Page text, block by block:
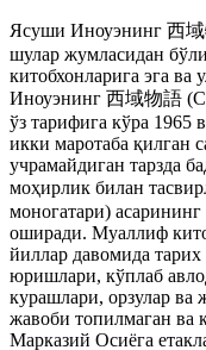
Ясуши Иноуэнинг 西域
шулар жумласидан
китобхонларига эга
Иноуэнинг 西域物語
ўз тарифига кўра 1965
икки маротаба қилган
учрамайдиган тарзда
моҳирлик билан
моногатари)
оширади. Муаллиф
йиллар давомида тарих
юришлари, кўплаб
курашлари, орзулар ва
жавоби топилмаган ва
Марказий Осиёга